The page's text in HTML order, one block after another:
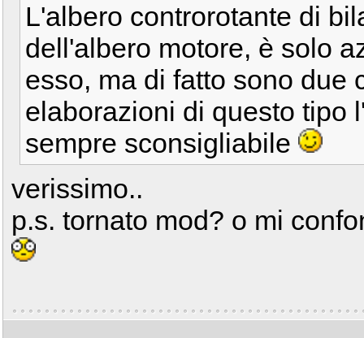
L'albero controrotante di
dell'albero motore, è solo
esso, ma di fatto sono due
elaborazioni di questo tipo
sempre sconsigliabile
verissimo..
p.s. tornato mod? o mi